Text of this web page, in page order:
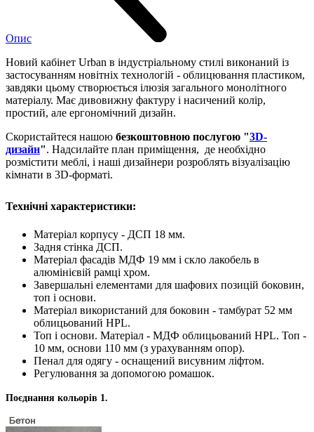
Опис
Новий кабінет Urban в індустріальному стилі виконаний із
застосуванням новітніх технологій - облицювання пластиком,
завдяки цьому створюється ілюзія загального монолітного
матеріалу. Має дивовижну фактуру і насичений колір,
простий, але ергономічний дизайн.
Скористайтеся нашою безкоштовною послугою "3D-
дизайн". Надсилайте план приміщення, де необхідно
розмістити меблі, і наші дизайнери розроблять візуалізацію
кімнати в 3D-форматі.
Технічні характеристики:
Матеріал корпусу - ДСП 18 мм.
Задня стінка ДСП.
Матеріал фасадів МДФ 19 мм і скло лакобель в
алюмінієвій рамці хром.
Завершальні елементами для шафових позицій боковин,
топ і основи.
Матеріал використаний для боковин - тамбурат 52 мм
облицьований HPL.
Топ і основи. Матеріал - МДФ облицьований HPL. Топ -
10 мм, основи 110 мм (з урахуванням опор).
Пенал для одягу - оснащений висувним ліфтом.
Регулювання за допомогою ромашок.
Поєднання кольорів 1.